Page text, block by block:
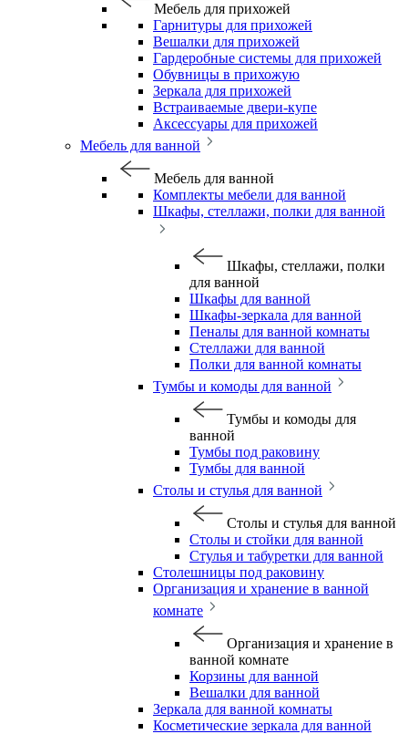
Мебель для прихожей
Гарнитуры для прихожей
Вешалки для прихожей
Гардеробные системы для прихожей
Обувницы в прихожую
Зеркала для прихожей
Встраиваемые двери-купе
Аксессуары для прихожей
Мебель для ванной
Мебель для ванной
Комплекты мебели для ванной
Шкафы, стеллажи, полки для ванной
Шкафы, стеллажи, полки
для ванной
Шкафы для ванной
Шкафы-зеркала для ванной
Пеналы для ванной комнаты
Стеллажи для ванной
Полки для ванной комнаты
Тумбы и комоды для ванной
Тумбы и комоды для
ванной
Тумбы под раковину
Тумбы для ванной
Столы и стулья для ванной
Столы и стулья для ванной
Столы и стойки для ванной
Стулья и табуретки для ванной
Столешницы под раковину
Организация и хранение в ванной
комнате
Организация и хранение в
ванной комнате
Корзины для ванной
Вешалки для ванной
Зеркала для ванной комнаты
Косметические зеркала для ванной